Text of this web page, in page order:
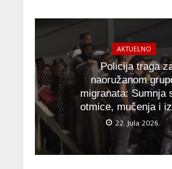
AKTUELNO
Policija traga
naoružanom
migranata: Sumnja
otmice, mučenja i
22. Jula 2026.